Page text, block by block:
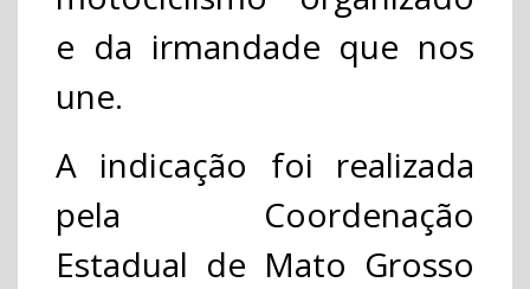
e da irmandade que nos
une.
A indicação foi realizada
pela Coordenação
Estadual de Mato Grosso